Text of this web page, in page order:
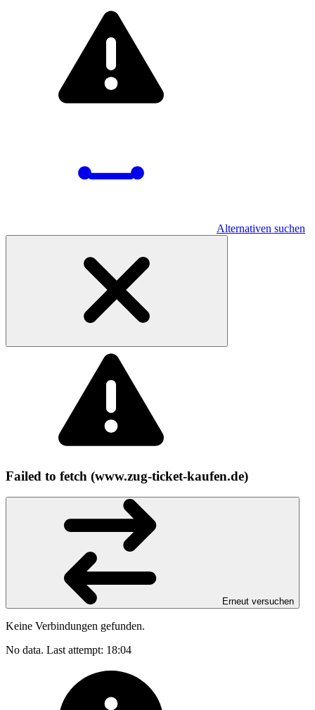
Alternativen suchen
Failed to fetch (www.zug-ticket-kaufen.de)
Erneut versuchen
Keine Verbindungen gefunden.
No data. Last attempt: 18:04